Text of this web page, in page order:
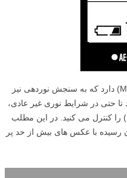
هر دوربین DSLR مدرنی چیزی به اسم حالت نورسنجی (Metering mode) دارد که به سنجش نوردهی نیز
حتی در شرایط نوری غیر عادی،
عکس های بهتری بگیرید چراکه با کمک آن به آسانی نوردهی (Exposure) را کنترل می کنید. در این مطلب
رسیده با عکس های بیش از حد پر